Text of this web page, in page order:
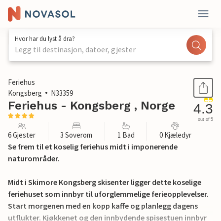
Hvor har du lyst å dra?
Legg til destinasjon, datoer, gjester
1 / 17
Feriehus
Kongsberg
N33359
Feriehus - Kongsberg , Norge 4.3
out of 5
6 Gjester 3 Soverom 1 Bad 0 Kjæledyr
Se frem til et koselig feriehus midt i imponerende
naturområder.
Midt i Skimore Kongsberg skisenter ligger dette koselige
feriehuset som innbyr til uforglemmelige ferieopplevelser.
Start morgenen med en kopp kaffe og planlegg dagens
utflukter. Kjøkkenet og den innbydende spisestuen innbyr